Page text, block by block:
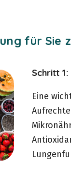
für Sie
Schritt
Eine